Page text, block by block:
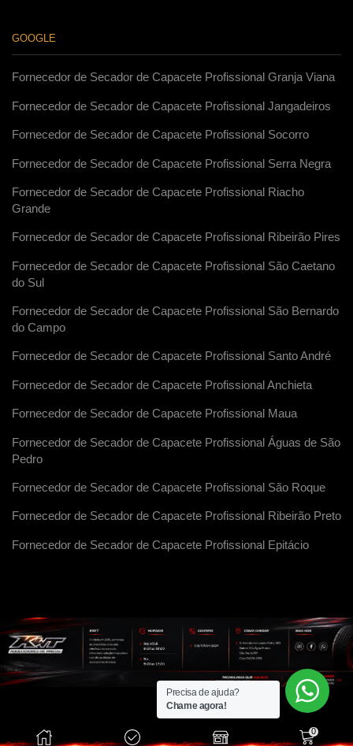
GOOGLE
Fornecedor de Secador de Capacete Profissional Granja Viana
Fornecedor de Secador de Capacete Profissional Jangadeiros
Fornecedor de Secador de Capacete Profissional Socorro
Fornecedor de Secador de Capacete Profissional Serra Negra
Fornecedor de Secador de Capacete Profissional Riacho
Grande
Fornecedor de Secador de Capacete Profissional Ribeirão Pires
Fornecedor de Secador de Capacete Profissional São Caetano
do Sul
Fornecedor de Secador de Capacete Profissional São Bernardo
do Campo
Fornecedor de Secador de Capacete Profissional Santo André
Fornecedor de Secador de Capacete Profissional Anchieta
Fornecedor de Secador de Capacete Profissional Maua
Fornecedor de Secador de Capacete Profissional Águas de São
Pedro
Fornecedor de Secador de Capacete Profissional São Roque
Fornecedor de Secador de Capacete Profissional Ribeirão Preto
Fornecedor de Secador de Capacete Profissional Epitácio
0
Precisa de ajuda?
Chame agora!